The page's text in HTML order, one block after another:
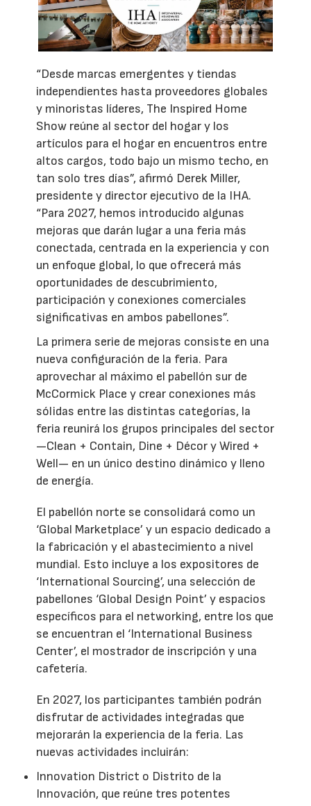
“Desde marcas emergentes y tiendas
independientes hasta proveedores globales
y minoristas líderes, The Inspired Home
Show reúne al sector del hogar y los
artículos para el hogar en encuentros entre
altos cargos, todo bajo un mismo techo, en
tan solo tres días”, afirmó Derek Miller,
presidente y director ejecutivo de la IHA.
“Para 2027, hemos introducido algunas
mejoras que darán lugar a una feria más
conectada, centrada en la experiencia y con
un enfoque global, lo que ofrecerá más
oportunidades de descubrimiento,
participación y conexiones comerciales
significativas en ambos pabellones”.
La primera serie de mejoras consiste en una
nueva configuración de la feria. Para
aprovechar al máximo el pabellón sur de
McCormick Place y crear conexiones más
sólidas entre las distintas categorías, la
feria reunirá los grupos principales del sector
—Clean + Contain, Dine + Décor y Wired +
Well— en un único destino dinámico y lleno
de energía.
El pabellón norte se consolidará como un
‘Global Marketplace’ y un espacio dedicado a
la fabricación y el abastecimiento a nivel
mundial. Esto incluye a los expositores de
‘International Sourcing’, una selección de
pabellones ‘Global Design Point’ y espacios
específicos para el networking, entre los que
se encuentran el ‘International Business
Center’, el mostrador de inscripción y una
cafetería.
En 2027, los participantes también podrán
disfrutar de actividades integradas que
mejorarán la experiencia de la feria. Las
nuevas actividades incluirán:
Innovation District o Distrito de la
Innovación, que reúne tres potentes